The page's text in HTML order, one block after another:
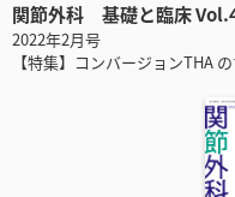
関節外科 基礎と臨床
2022年2月号
【特集】コンバージョンTHA